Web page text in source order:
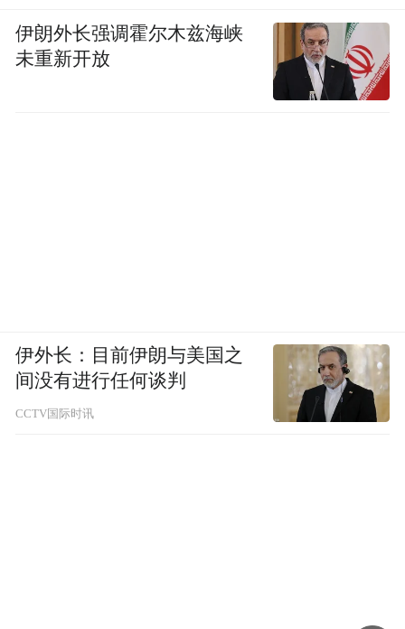
伊朗外长强调霍尔木兹海峡
未重新开放
伊外长：目前伊朗与美国之
间没有进行任何谈判
CCTV国际时讯